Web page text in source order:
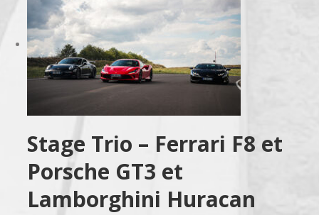
Stage Trio – Ferrari F8 et
Porsche GT3 et
Lamborghini Huracan